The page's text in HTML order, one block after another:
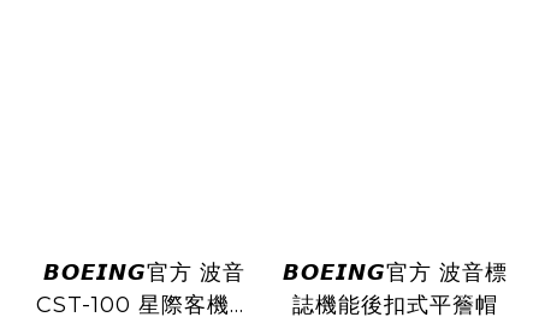
𝘽𝙊𝙀𝙄𝙉𝙂官方 波音
CST-100 星際客機速
𝘽𝙊𝙀𝙄𝙉𝙂官方 波音標
誌機能後扣式平簷帽